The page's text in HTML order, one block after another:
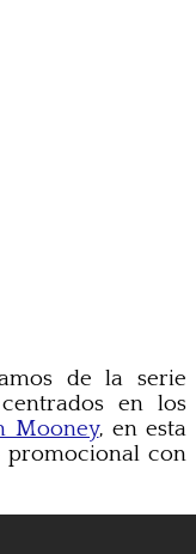
de la serie
en los
Mooney, en esta
promocional con